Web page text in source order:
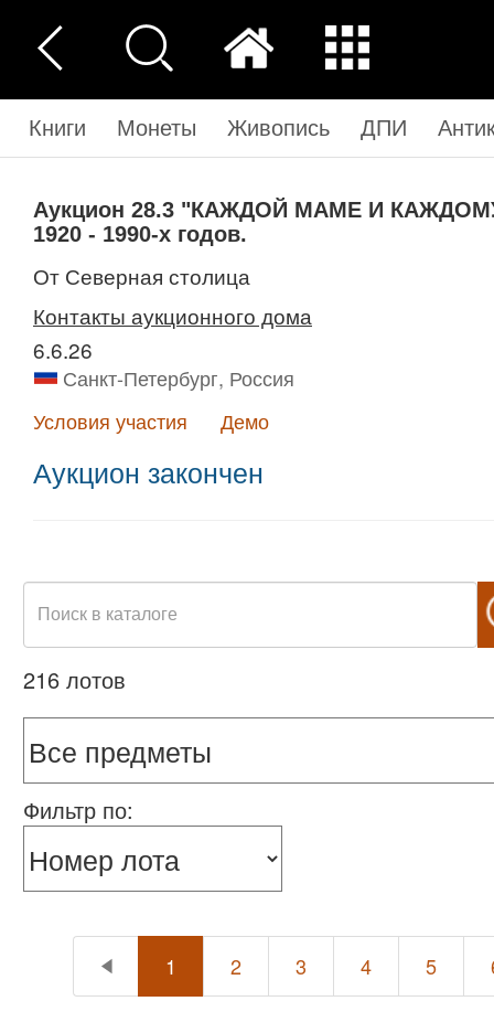
Книги Монеты Живопись ДПИ
Аукцион 28.3 "КАЖДОЙ МАМЕ И КАЖДОМУ
1920 - 1990-х годов.
от Северная столица
Контакты аукционного дома
6.6.26
Санкт-Петербург, Россия
Условия участия
Демо
Аукцион закончен
216 лотов
Фильтр по:
1 2 3 4 5